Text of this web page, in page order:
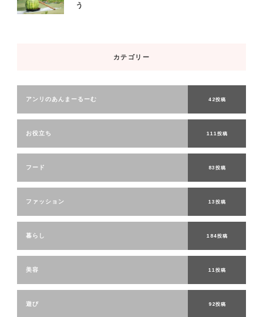
う
カテゴリー
アンリのあんまーるーむ 42投稿
お役立ち 111投稿
フード 83投稿
ファッション 13投稿
暮らし 184投稿
美容 11投稿
遊び 92投稿